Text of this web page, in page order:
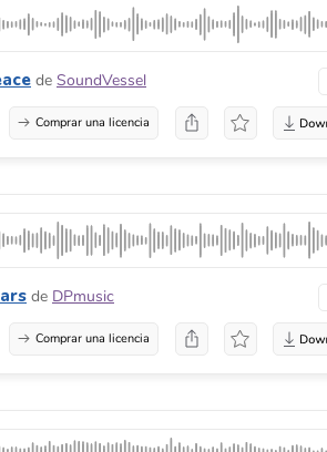
de SoundVessel
Comprar una licencia
de DPmusic
Comprar una licencia